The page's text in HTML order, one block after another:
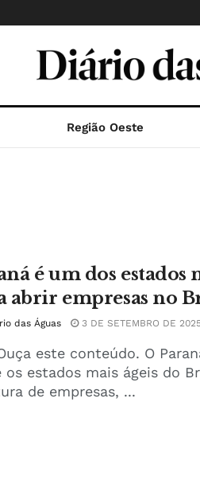
Região Oeste
é um dos estados
abrir empresas no
das Águas 3 DE SETEMBRO DE
este conteúdo. O
os estados mais ágeis do
de empresas, ...